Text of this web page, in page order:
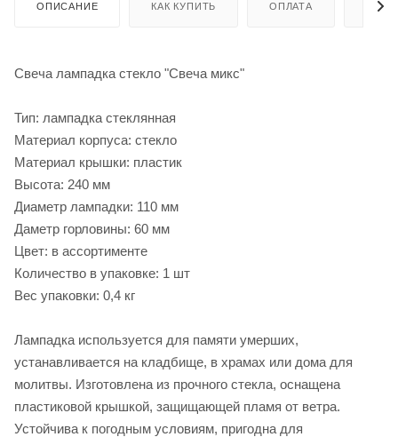
ОПИСАНИЕ КАК КУПИТЬ ОПЛАТА
Свеча лампадка стекло "Свеча микс"
Тип: лампадка стеклянная
Материал корпуса: стекло
Материал крышки: пластик
Высота: 240 мм
Диаметр лампадки: 110 мм
Даметр горловины: 60 мм
Цвет: в ассортименте
Количество в упаковке: 1 шт
Вес упаковки: 0,4 кг
Лампадка используется для памяти умерших,
устанавливается на кладбище, в храмах или дома для
молитвы. Изготовлена из прочного стекла, оснащена
пластиковой крышкой, защищающей пламя от ветра.
Устойчива к погодным условиям, пригодна для